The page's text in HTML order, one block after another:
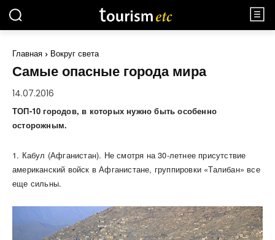
Главная Вокруг света
Самые опасные города мира
14.07.2016
ТОП-10 городов, в которых нужно быть особенно
осторожным.
1. Кабул (Афганистан). Не смотря на 30-летнее присутствие
американский войск в Афганистане, группировки «Талибан» все
еще сильны.